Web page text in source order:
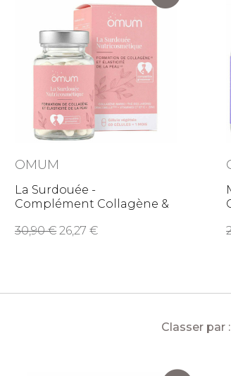
OMUM
La Surdouée -
Complément Collagène &
30,90 26,27
Classer par :